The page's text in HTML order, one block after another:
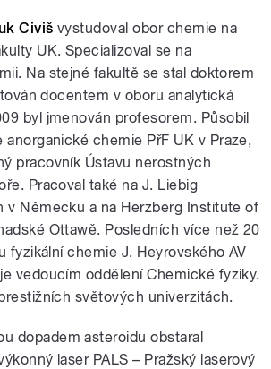
Civiš vystudoval obor chemie na
UK. Specializoval se na
Na stejné fakultě se stal doktorem
docentem v oboru analytická
byl jmenován profesorem. Působil
anorganické chemie PřF UK v Praze,
pracovník Ústavu nerostných
Pracoval také na J. Liebig
v Německu a na Herzberg Institute of
Ottawě. Posledních více než 20
fyzikální chemie J. Heyrovského AV
vedoucím oddělení Chemické fyziky.
světových univerzitách.